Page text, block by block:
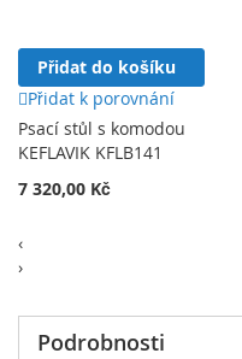
Přidat do košíku
Přidat k porovnání
Psací stůl s komodou
KEFLAVIK KFLB141
7 320,00 Kč
‹
›
Podrobnosti